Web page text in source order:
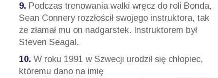
Podczas trenowania walki wręcz do roli Bonda,
Sean Connery rozzłościł swojego instruktora, tak
że złamał mu on nadgarstek. Instruktorem był
Steven Seagal.
W roku 1991 w Szwecji urodził się chłopiec,
któremu dano na imię